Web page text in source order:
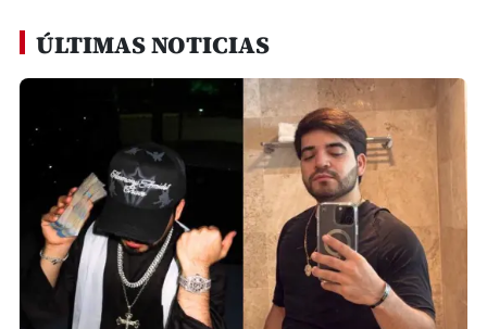
ÚLTIMAS NOTICIAS